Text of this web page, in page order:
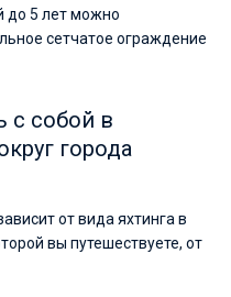
до 5 лет можно
сетчатое ограждение
с собой в
города
от вида яхтинга в
вы путешествуете, от